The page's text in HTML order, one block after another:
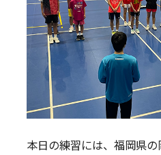
本日の練習には、福岡県
Twitter